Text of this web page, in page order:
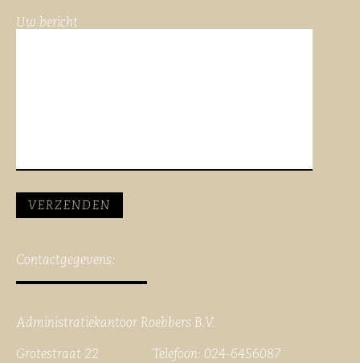
Uw bericht
Contactgegevens:
Administratiekantoor Roebbers B.V.
Grotestraat 22 Telefoon: 024-6456087